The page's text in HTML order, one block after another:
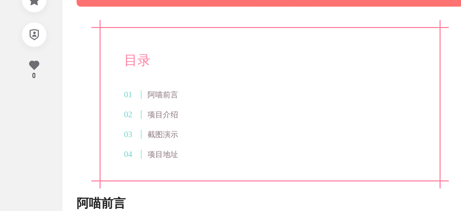
目录
阿喵前言
项目介绍
截图演示
项目地址
阿喵前言
0